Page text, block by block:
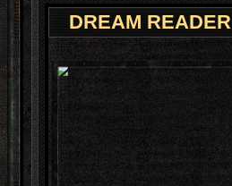
DREAM READER